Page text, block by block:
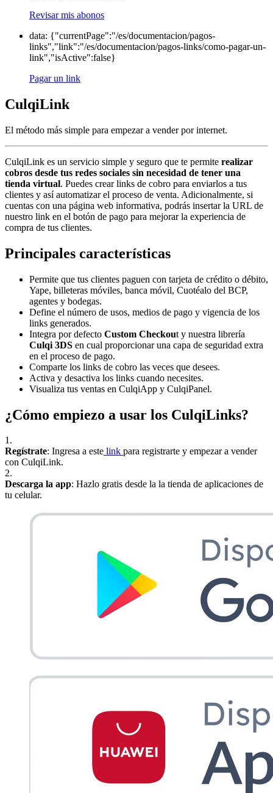
Revisar mis abonos
data: {"currentPage":"/es/documentacion/pagos-
links","link":"/es/documentacion/pagos-links/como-pagar-un-
link","isActive":false}
Pagar un link
CulqiLink
El método más simple para empezar a vender por internet.
CulqiLink es un servicio simple y seguro que te permite realizar
cobros desde tus redes sociales sin necesidad de tener una
tienda virtual. Puedes crear links de cobro para enviarlos a tus
clientes y así automatizar el proceso de venta. Adicionalmente, si
cuentas con una página web informativa, podrás insertar la URL de
nuestro link en el botón de pago para mejorar la experiencia de
compra de tus clientes.
Principales características
Permite que tus clientes paguen con tarjeta de crédito o débito,
Yape, billeteras móviles, banca móvil, Cuotéalo del BCP,
agentes y bodegas.
Define el número de usos, medios de pago y vigencia de los
links generados.
Integra por defecto Custom Checkout y nuestra librería
Culqi 3DS en cual proporcionar una capa de seguridad extra
en el proceso de pago.
Comparte los links de cobro las veces que desees.
Activa y desactiva los links cuando necesites.
Visualiza tus ventas en CulqiApp y CulqiPanel.
¿Cómo empiezo a usar los CulqiLinks?
1.
Regístrate: Ingresa a este link para registrarte y empezar a vender
con CulqiLink.
2.
Descarga la app: Hazlo gratis desde la la tienda de aplicaciones de
tu celular.